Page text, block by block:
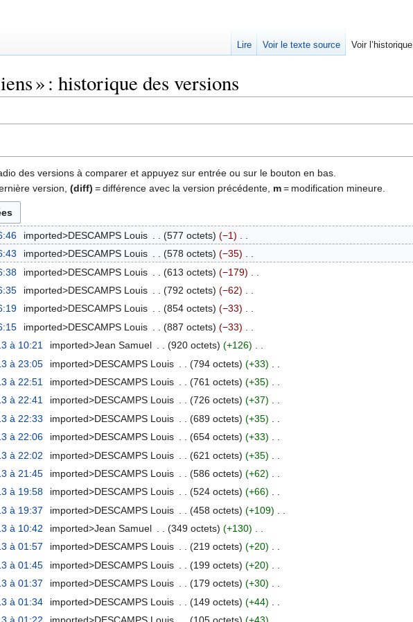
» : historique des versions
des versions à comparer et appuyez sur entrée ou sur le bouton en bas.
version, (diff) = différence avec la version précédente, m= modification mineure.
imported>DESCAMPS Louis 577 octets −1
imported>DESCAMPS Louis 578 octets −35
imported>DESCAMPS Louis 613 octets −179
imported>DESCAMPS Louis 792 octets −62
imported>DESCAMPS Louis 854 octets −33
imported>DESCAMPS Louis 887 octets −33
à 10:21 imported>Jean Samuel 920 octets +126
à 23:05 imported>DESCAMPS Louis 794 octets +33
à 22:51 imported>DESCAMPS Louis 761 octets +35
à 22:41 imported>DESCAMPS Louis 726 octets +37
à 22:33 imported>DESCAMPS Louis 689 octets +35
à 22:06 imported>DESCAMPS Louis 654 octets +33
à 22:02 imported>DESCAMPS Louis 621 octets +35
à 21:45 imported>DESCAMPS Louis 586 octets +62
à 19:58 imported>DESCAMPS Louis 524 octets +66
à 19:37 imported>DESCAMPS Louis 458 octets +109
à 10:42 imported>Jean Samuel 349 octets +130
à 01:57 imported>DESCAMPS Louis 219 octets +20
à 01:45 imported>DESCAMPS Louis 199 octets +20
à 01:37 imported>DESCAMPS Louis 179 octets +30
à 01:34 imported>DESCAMPS Louis 149 octets +44
Lire Voir le texte source Voir l’historique